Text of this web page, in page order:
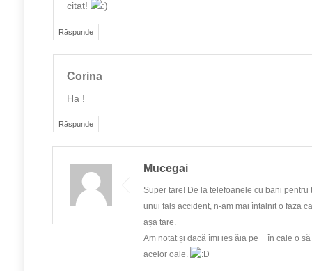
Răspunde
citat!
Răspunde
Corina
Ha !
Mucegai
Super tare! De la telefoanele cu bani pentru
unui fals accident, n-am mai întalnit o faza
așa tare.
Am notat și dacă îmi ies ăia pe + în cale o
acelor oale.